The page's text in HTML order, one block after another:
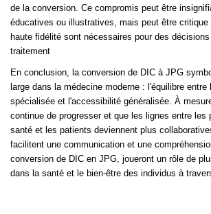
de la conversion. Ce compromis peut être
éducatives ou illustratives, mais peut être critique
haute fidélité sont nécessaires pour des
traitement
En conclusion, la conversion de DIC à JPG
large dans la médecine moderne : l'équilibre entre
spécialisée et l'accessibilité généralisée. À
continue de progresser et que les lignes entre les
santé et les patients deviennent plus
facilitent une communication et une
conversion de DIC en JPG, joueront un rôle de
dans la santé et le bien-être des individus à